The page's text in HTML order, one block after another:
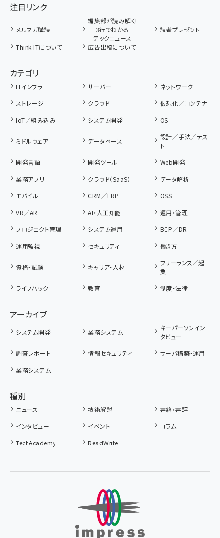
注目リンク
メルマガ購読
編集部が読み解く!
3行でわかる
テックニュース
読者プレゼント
Think ITについて 広告出稿について
カテゴリ
ITインフラ サーバー
ネットワーク
ストレージ
クラウド
仮想化／コンテナ
IoT／組み込み
システム開発 OS
ミドルウェア データベース
設計／手法／テス
ト
開発言語
開発ツール
Web開発
業務アプリ
クラウド（SaaS）
データ解析
モバイル
CRM／ERP
OSS
VR／AR
AI・人工知能
運用・管理
プロジェクト管理
システム運用
BCP／DR
運用監視
セキュリティ 働き方
資格・試験 キャリア・人材
フリーランス／起
業
ライフハック
教育 制度・法律
アーカイブ
システム開発 業務システム
キーパーソンイン
タビュー
調査レポート
情報セキュリティ
サーバ構築・運用
業務システム
種別
ニュース 技術解説
書籍・書評
インタビュー
イベント
コラム
TechAcademy
ReadWrite